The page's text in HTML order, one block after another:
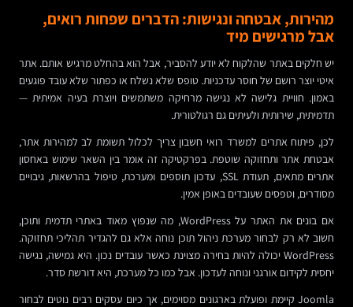
מהירות, אבטחה ונגישות: הדברים שפחות רואים,
אבל מרגישים מיד
יש חלקים באתר שהלקוח לא יודע להסביר, אבל הוא בהחלט מרגיש אותם. אתר
איטי יוצר רושם של חוסר עדכניות. טופס שלא נשלח או כפתור שלא עובד פוגעים
באמון. חוויית גלישה לא נגישה מרחיקה משתמשים ויוצרת בעיה אמיתית —
תדמיתית, שירותית ולעיתים גם רגולטורית.
לכן, פיתוח אתרים למשרד רואי חשבון צריך לכלול תשומת לב למהירות אתר,
אבטחת אתר ותחזוקה שוטפת. בפרקטיקה זה אומר בין השאר שימוש באחסון
אתרים מתאים, תעודת SSL, עדכון תוספים ומערכת, טיפול בהרשאות, גיבויים
מסודרים, וטפסים שעובדים באופן אמין.
אם בונים את האתר על WordPress, מה שנפוץ מאוד באתרי תדמית ותוכן,
חשוב לא רק לבחור מערכת ניהול תוכן נוחה אלא גם להגדיר תהליכי תחזוקה.
WordPress יכולה להיות בחירה מצוינת כאשר עובדים נכון. היא גמישה, נגישה
יחסית לקידום אורגני ונוחה לעדכון. אבל כמו כל מערכת, היא דורשת סדר.
Joomla קיימת ופועלת בארגונים מסוימים, אך כיום עסקים רבים נוטים לבחור